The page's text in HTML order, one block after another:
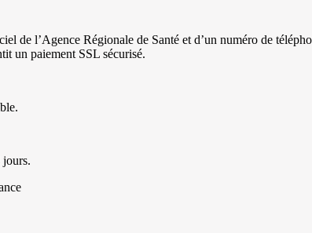
de l’Agence Régionale de Santé et d’un numéro de
un paiement SSL sécurisé.
jours.